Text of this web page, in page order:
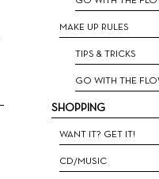
MAKE UP RULES
TIPS & TRICKS
GO WITH THE
SHOPPING
WANT IT? GET IT!
CD/MUSIC